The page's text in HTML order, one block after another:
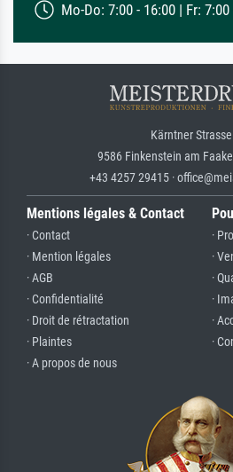
Mo-Do: 7:00 - 16:00 | Fr: 7:00
Kärntner
9586 Finkenstein am
+43 4257 29415 ·
Mentions légales & Contact
· Contact
· Mention légales
· AGB
· Confidentialité
· Droit de rétractation
· Plaintes
· A propos de nous
·
·
·
·
·
·